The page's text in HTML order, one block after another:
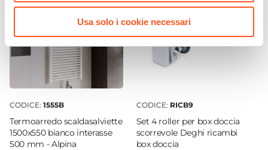
Usa solo i cookie necessari
Si - Pulizia Facilitata
Sistema Di Apertura
Maniglia
Cromo
Chiusura
Magnetica
CODICE: 1555B
Termoarredo scaldasalviette
1500x550 bianco interasse
500 mm - Alpina
CODICE: RICB9
Set 4 roller per box doccia
scorrevole Deghi ricambi
box doccia